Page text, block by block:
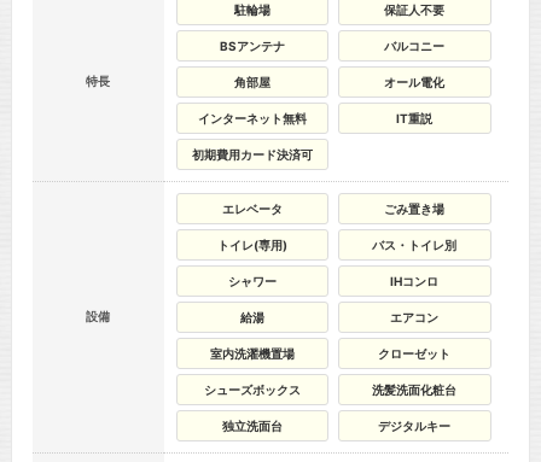
特長
駐輪場 保証人不要
BSアンテナ バルコニー
角部屋 オール電化
インターネット無料 IT重説
初期費用カード決済可
設備
エレベータ ごみ置き場
トイレ(専用) バス・トイレ別
シャワー IHコンロ
給湯 エアコン
室内洗濯機置場 クローゼット
シューズボックス 洗髪洗面化粧台
独立洗面台 デジタルキー